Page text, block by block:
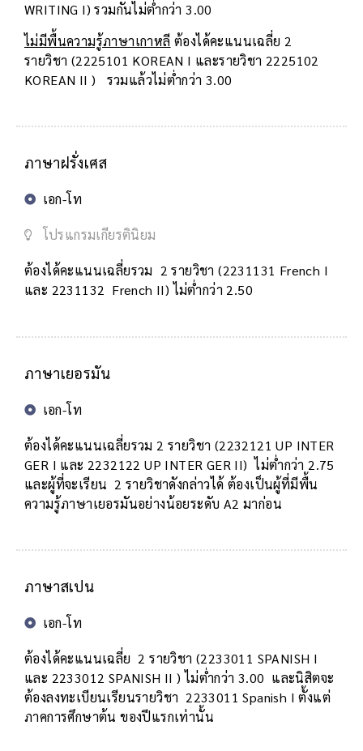
WRITING I) รวมกันไม่ต่ำกว่า 3.00
ไม่มีพื้นความรู้ภาษาเกาหลี ต้องได้คะแนนเฉลี่ย 2
รายวิชา (2225101 KOREAN I และรายวิชา 2225102
KOREAN II ) รวมแล้วไม่ต่ำกว่า 3.00
ภาษาฝรั่งเศส
เอก-โท
โปรแกรมเกียรตินิยม
ต้องได้คะแนนเฉลี่ยรวม 2 รายวิชา (2231131 French I
และ 2231132 French II) ไม่ต่ำกว่า 2.50
ภาษาเยอรมัน
เอก-โท
ต้องได้คะแนนเฉลี่ยรวม 2 รายวิชา (2232121 UP INTER
GER I และ 2232122 UP INTER GER II) ไม่ต่ำกว่า 2.75
และผู้ที่จะเรียน 2 รายวิชาดังกล่าวได้ ต้องเป็นผู้ที่มีพื้น
ความรู้ภาษาเยอรมันอย่างน้อยระดับ A2 มาก่อน
ภาษาสเปน
เอก-โท
ต้องได้คะแนนเฉลี่ย 2 รายวิชา (2233011 SPANISH I
และ 2233012 SPANISH II ) ไม่ต่ำกว่า 3.00 และนิสิตจะ
ต้องลงทะเบียนเรียนรายวิชา 2233011 Spanish I ตั้งแต่
ภาคการศึกษาต้น ของปีแรกเท่านั้น